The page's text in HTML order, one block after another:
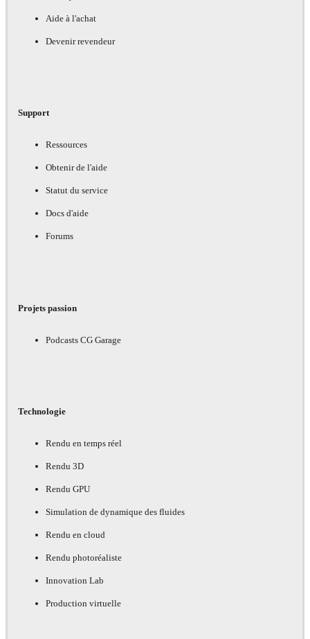
Aide à l'achat
Devenir revendeur
Support
Ressources
Obtenir de l'aide
Statut du service
Docs d'aide
Forums
Projets passion
Podcasts CG Garage
Technologie
Rendu en temps réel
Rendu 3D
Rendu GPU
Simulation de dynamique des fluides
Rendu en cloud
Rendu photoréaliste
Innovation Lab
Production virtuelle